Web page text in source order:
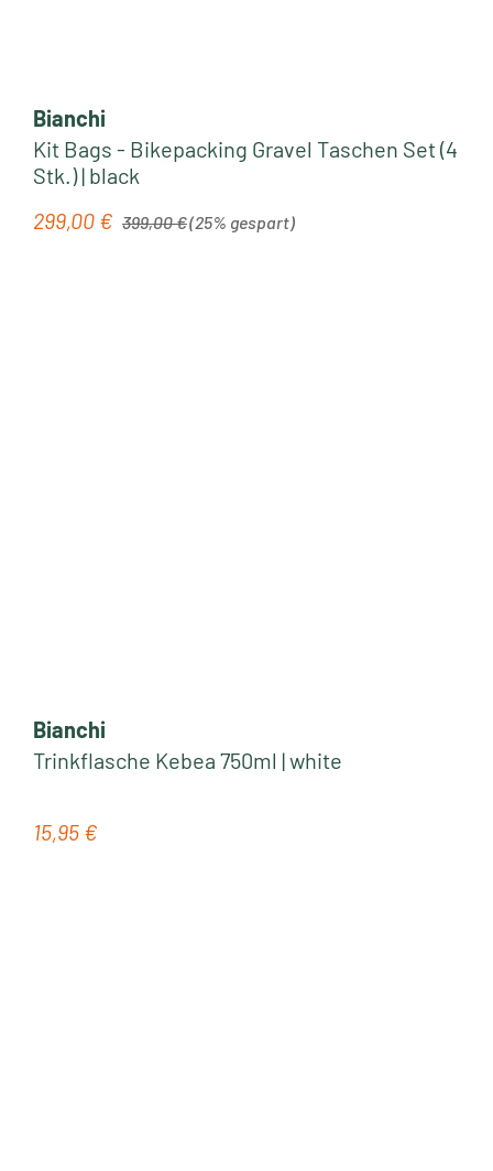
Bianchi
Kit Bags - Bikepacking Gravel Taschen Set (4
Stk.) | black
Verkaufspreis:
299,00 € Regulärer Preis:
399,00 €(25% gespart)
Bianchi
Trinkflasche Kebea 750ml | white
Regulärer Preis:
15,95 €